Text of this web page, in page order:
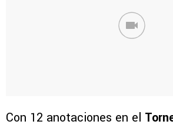
Con 12 anotaciones en el